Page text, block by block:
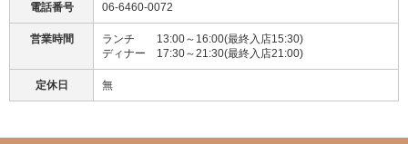
電話番号 06-6460-0072
営業時間
ランチ 13:00～16:00(最終入店15:30)
ディナー 17:30～21:30(最終入店21:00)
定休日 無